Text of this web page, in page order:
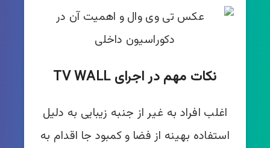
نکات مهم در اجرای TV WALL
اغلب افراد به غیر از جنبه زیبایی به دلیل
استفاده بهینه از فضا و کمبود جا اقدام به